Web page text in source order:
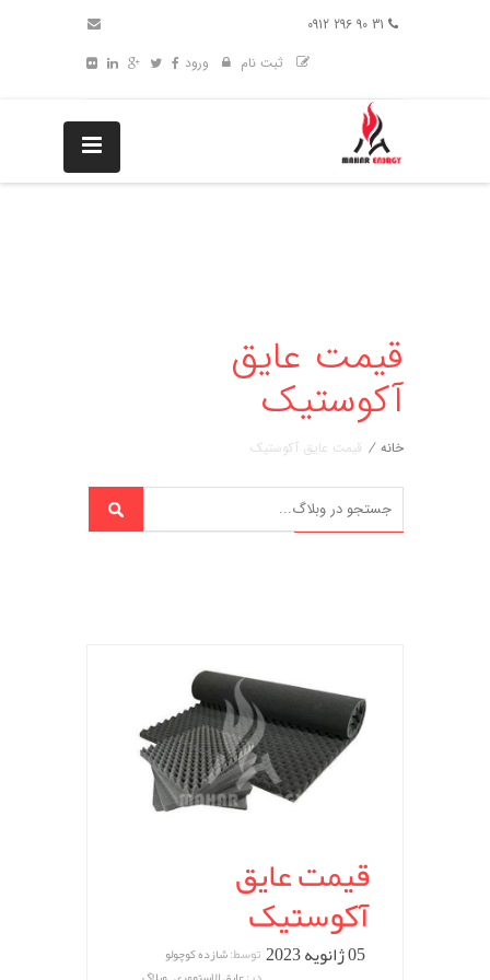
ثبت نام
ورود
قیمت عایق
آکوستیک
خانه / قیمت عایق آکوستیک
قیمت عایق
آکوستیک
05 ژانویه 2023 توسط:شازده کوچولو